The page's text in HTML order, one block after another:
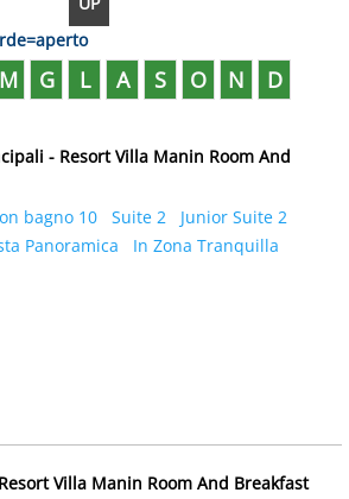
M G L A S O N D
- Resort Villa Manin Room And
bagno 10 Suite 2
Junior Suite 2
Panoramica
In Zona Tranquilla
Villa Manin Room And Breakfast